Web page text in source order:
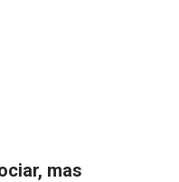
mas